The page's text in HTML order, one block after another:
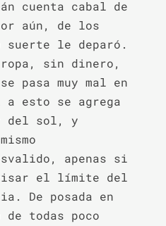
cuenta cabal de
aún, de los
le deparó.
sin dinero,
pasa muy mal en
a esto se agrega
del sol, y
apenas si
el límite del
De posada en
de todas poco